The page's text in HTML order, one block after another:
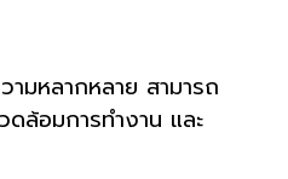
มหลากหลาย สามารถ
ดล้อมการทำงาน และ